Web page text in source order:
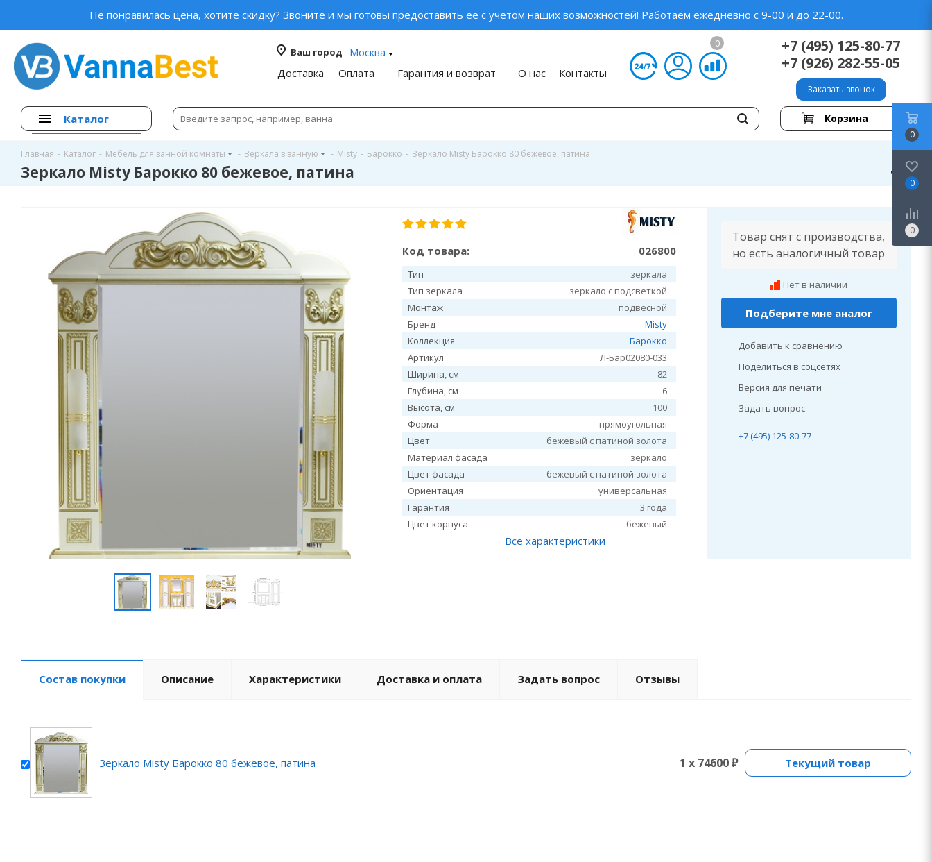
Не понравилась цена, хотите скидку? Звоните и мы готовы предоставить её с учётом наших возможностей! Работаем ежедневно с 9-00 и до 22-00.
Ваш город
Москва
Доставка
Оплата Гарантия и возврат О нас Контакты
0
+7 (495) 125-80-77
+7 (926) 282-55-05
Заказать звонок
Каталог Корзина
Главная - Каталог - Мебель для ванной комнаты - Зеркала в ванную - Misty - Барокко - Зеркало Misty Барокко 80 бежевое, патина
Зеркало Misty Барокко 80 бежевое, патина
Код товара: 026800
Тип
зеркала
Тип зеркала
зеркало с подсветкой
Монтаж
подвесной
Бренд
Misty
Коллекция
Барокко
Артикул
Л-Бар02080-033
Ширина, см
82
Глубина, см
6
Высота, см
100
Форма
прямоугольная
Цвет
бежевый с патиной золота
Материал фасада
зеркало
Цвет фасада
бежевый с патиной золота
Ориентация
универсальная
Гарантия
3 года
Цвет корпуса
бежевый
Все характеристики
Товар снят с производства,
но есть аналогичный товар
Нет в наличии
Подберите мне аналог
Добавить к сравнению
Поделиться в соцсетях
Версия для печати
Задать вопрос
+7 (495) 125-80-77
Состав покупки Описание Характеристики Доставка и оплата Задать вопрос Отзывы
Зеркало Misty Барокко 80 бежевое, патина 1 x 74600 ₽ Текущий товар
0
0
0